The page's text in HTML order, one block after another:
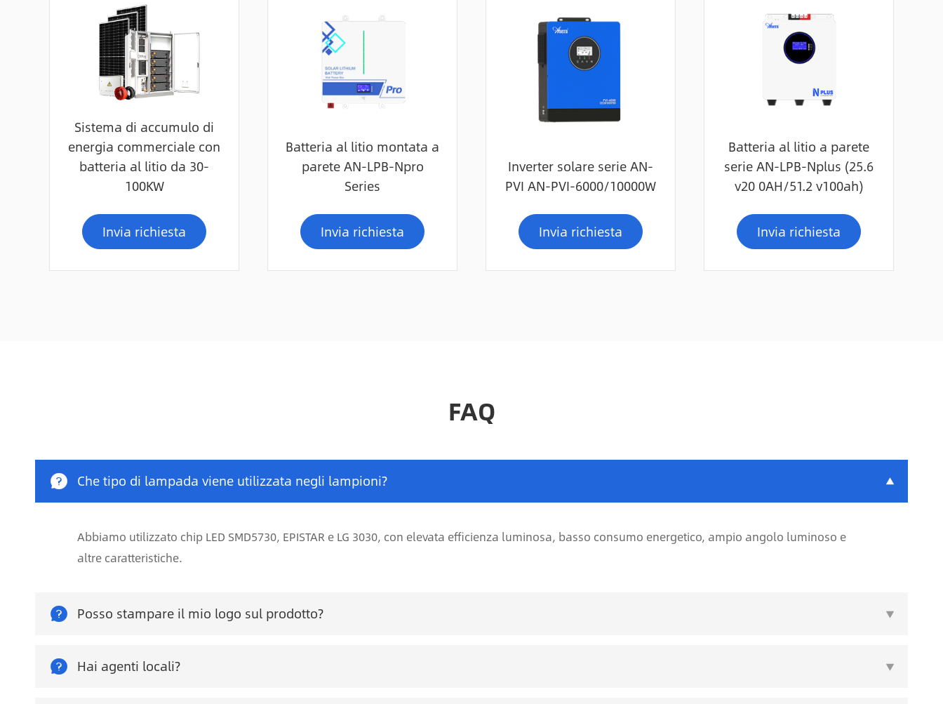
Sistema di accumulo di
energia commerciale con
batteria al litio da 30-
100KW
Invia richiesta
Batteria al litio montata a
parete AN-LPB-Npro
Series
Invia richiesta
Inverter solare serie AN-
PVI AN-PVI-6000/10000W
Invia richiesta
Batteria al litio a parete
serie AN-LPB-Nplus (25.6
v20 0AH/51.2 v100ah)
Invia richiesta
FAQ
 Che tipo di lampada viene utilizzata negli lampioni? 
Abbiamo utilizzato chip LED SMD5730, EPISTAR e LG 3030, con elevata efficienza luminosa, basso consumo energetico, ampio angolo luminoso e
altre caratteristiche.
 Posso stampare il mio logo sul prodotto? 
 Hai agenti locali? 